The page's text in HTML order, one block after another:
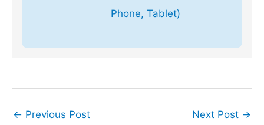
Phone, Tablet)
← Previous Post Next Post →